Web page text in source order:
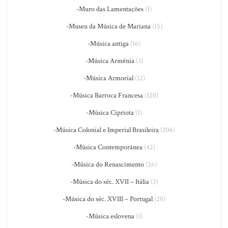
-Muro das Lamentações (1)
-Museu da Música de Mariana(15)
-Música antiga (16)
-Música Armênia(3)
-Música Armorial(12)
-Música Barroca Francesa(120)
-Música Cipriota (1)
-Música Colonial e Imperial Brasileira(206)
-Música Contemporânea(42)
-Música do Renascimento (26)
-Música do séc. XVII – Itália (3)
-Música do séc. XVIII – Portugal (20)
-Música eslovena(1)